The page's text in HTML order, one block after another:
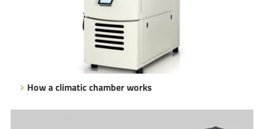
How a climatic chamber works